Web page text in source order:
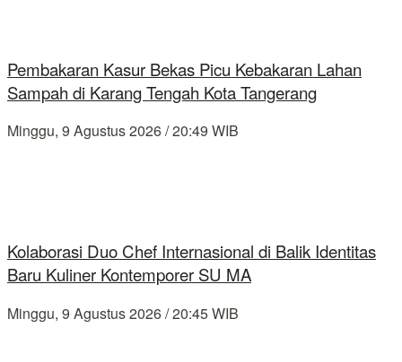
Pembakaran Kasur Bekas Picu Kebakaran Lahan
Sampah di Karang Tengah Kota Tangerang
Minggu, 9 Agustus 2026 / 20:49 WIB
Kolaborasi Duo Chef Internasional di Balik Identitas
Baru Kuliner Kontemporer SU MA
Minggu, 9 Agustus 2026 / 20:45 WIB